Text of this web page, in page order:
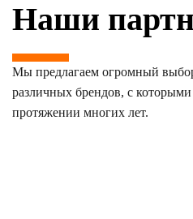
Наши
Мы предлагаем огромный
различных брендов, с
протяжении многих лет.